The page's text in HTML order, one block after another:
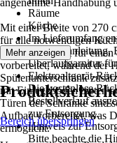
Räume
Küche
Im Lieferumfang
Montageanleitung,
Überlaufgarnitur
Elektroaltgerät-
Die kostenlose
Bestellverlauf
zur Entsorgung.
Hinweis zur
Bitte beachte die
angenehme Handhabung
Mit einer Breite von 270
für alle notwendigen
Demischrank ist für
vorbereitet, während der
Spülenunterschrank
mit Einlegeböden bieten
Türen der Schränke sind
Aufbau vorbereitet, was
ermöglicht.
Mehr anzeigen
Bereich überspringen